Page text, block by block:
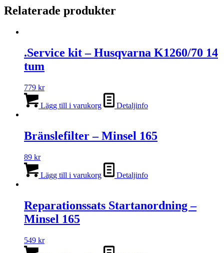
Relaterade produkter
.Service kit – Husqvarna K1260/70 14
tum
779 kr
Lägg till i varukorg Detaljinfo
Bränslefilter – Minsel 165
89 kr
Lägg till i varukorg Detaljinfo
Reparationssats Startanordning –
Minsel 165
549 kr